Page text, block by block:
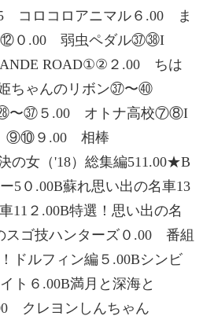
コロコロアニマル６.00 ま
０.00 弱虫ペダル㊲㊳I
ROAD①②２.00 ちは
ゃんのリボン㊲〜㊵
〜㊲５.00 オトナ高校⑦⑧I
⑨⑩９.00 相棒
の女（'18）総集編511.00★B
5０.00B蘇れ思い出の名車13
11２.00B特選！思い出の名
スゴ技ハンターズ０.00 番組
ドルフィン編５.00Bシンビ
ト６.00B満月と深海と
クレヨンしんちゃん